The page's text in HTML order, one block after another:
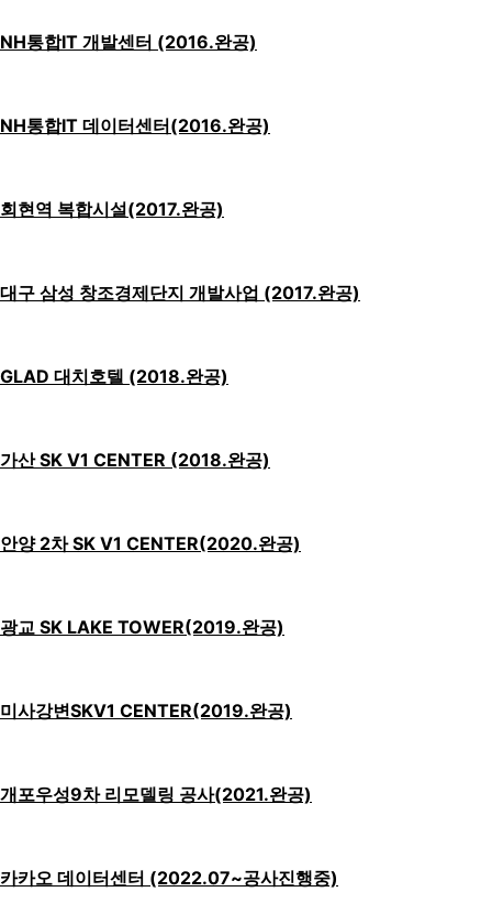
NH통합IT 개발센터 (2016.완공)
NH통합IT 데이터센터(2016.완공)
회현역 복합시설(2017.완공)
대구 삼성 창조경제단지 개발사업 (2017.완공)
GLAD 대치호텔 (2018.완공)
가산 SK V1 CENTER (2018.완공)
안양 2차 SK V1 CENTER(2020.완공)
광교 SK LAKE TOWER(2019.완공)
미사강변SKV1 CENTER(2019.완공)
개포우성9차 리모델링 공사(2021.완공)
카카오 데이터센터 (2022.07~공사진행중)